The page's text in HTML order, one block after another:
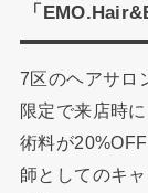
「
7区のヘアサロ
限定で来店時
術料が
師としてのキ